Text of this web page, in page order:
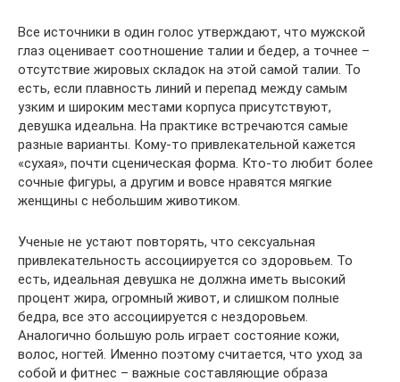
Все источники в один голос утверждают, что мужской
глаз оценивает соотношение талии и бедер, а точнее –
отсутствие жировых складок на этой самой талии. То
есть, если плавность линий и перепад между самым
узким и широким местами корпуса присутствуют,
девушка идеальна. На практике встречаются самые
разные варианты. Кому-то привлекательной кажется
«сухая», почти сценическая форма. Кто-то любит более
сочные фигуры, а другим и вовсе нравятся мягкие
женщины с небольшим животиком.
Ученые не устают повторять, что сексуальная
привлекательность ассоциируется со здоровьем. То
есть, идеальная девушка не должна иметь высокий
процент жира, огромный живот, и слишком полные
бедра, все это ассоциируется с нездоровьем.
Аналогично большую роль играет состояние кожи,
волос, ногтей. Именно поэтому считается, что уход за
собой и фитнес – важные составляющие образа